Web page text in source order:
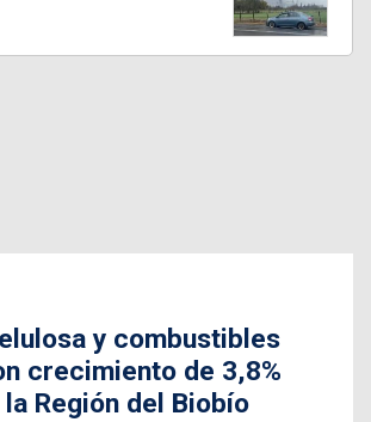
y combustibles
crecimiento de 3,8%
la Región del Biobío